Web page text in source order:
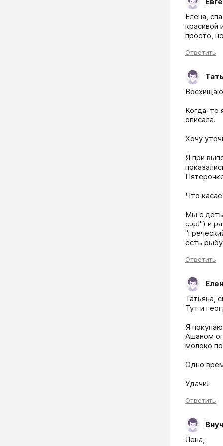
Елена,
красивой
просто,
Ответить
Когда-то
описала.
Хочу
Я при
Что
Мы с
сэр!") и
Ответить
Татьяна,
Тут и
Я
Ашаном
молоко по
Одно
Удачи!
Ответить
Лена,